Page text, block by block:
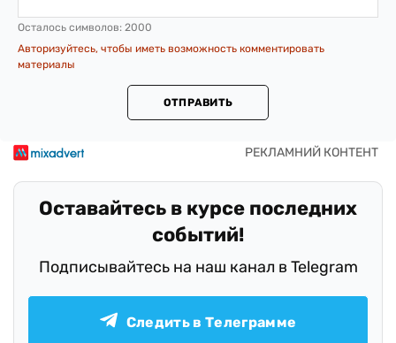
Осталось символов: 2000
Авторизуйтесь, чтобы иметь возможность комментировать
материалы
ОТПРАВИТЬ
Оставайтесь в курсе последних
событий!
Подписывайтесь на наш канал в Telegram
Следить в Телеграмме